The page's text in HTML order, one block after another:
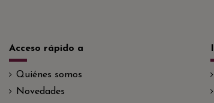
Acceso rápido a
Quiénes somos
Novedades